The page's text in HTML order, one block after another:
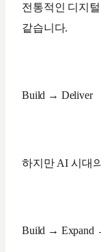
전통적인 디지
같습니다.
Build → Deliver
하지만 AI 시대
Build → Expand